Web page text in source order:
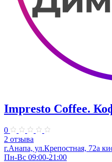
Impresto Coffee.
0
2 отзыва
г.Анапа, ул.Крепостная, 72а
Пн-Вс 09:00-21:00